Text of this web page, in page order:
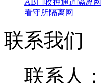
AB门收押通道隔离网
看守所隔离网
联系我们
联系人